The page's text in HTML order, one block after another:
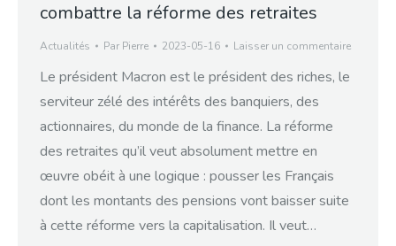
combattre la réforme des retraites
Actualités Par Pierre 2023-05-16 Laisser un commentaire
Le président Macron est le président des riches, le
serviteur zélé des intérêts des banquiers, des
actionnaires, du monde de la finance. La réforme
des retraites qu’il veut absolument mettre en
œuvre obéit à une logique : pousser les Français
dont les montants des pensions vont baisser suite
à cette réforme vers la capitalisation. Il veut…